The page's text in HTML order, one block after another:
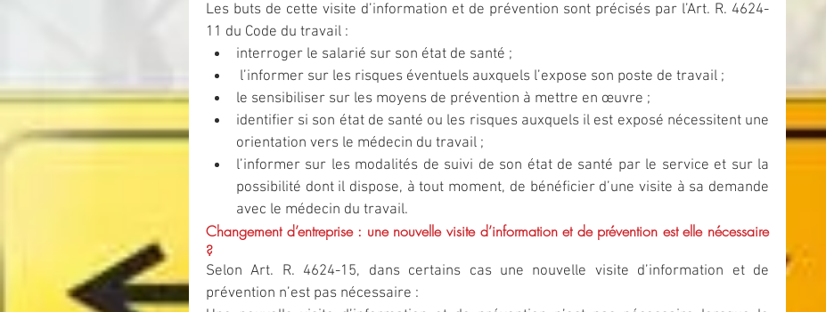
Les buts de cette visite d’information et de prévention sont précisés par l’Art. R. 4624-
11 du Code du travail :
interroger le salarié sur son état de santé ;
l’informer sur les risques éventuels auxquels l’expose son poste de travail ;
le sensibiliser sur les moyens de prévention à mettre en œuvre ;
identifier si son état de santé ou les risques auxquels il est exposé nécessitent une
orientation vers le médecin du travail ;
l’informer sur les modalités de suivi de son état de santé par le service et sur la
possibilité dont il dispose, à tout moment, de bénéficier d’une visite à sa demande
avec le médecin du travail.
Changement d’entreprise : une nouvelle visite d’information et de prévention est elle nécessaire
?
Selon Art. R. 4624-15, dans certains cas une nouvelle visite d’information et de
prévention n’est pas nécessaire :